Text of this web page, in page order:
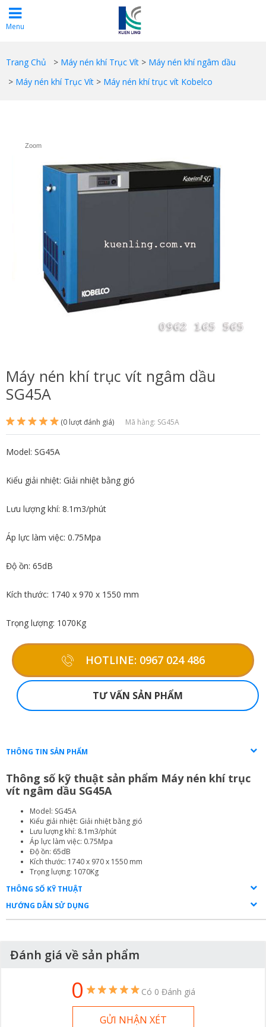
Menu
Trang Chủ > Máy nén khí Trục Vít > Máy nén khí ngâm dầu
> Máy nén khí Trục Vít > Máy nén khí trục vít Kobelco
Zoom
Máy nén khí trục vít ngâm dầu
SG45A
(0 lượt đánh giá) Mã hàng: SG45A
Model: SG45A
Kiểu giải nhiệt: Giải nhiệt bằng gió
Lưu lượng khí: 8.1m3/phút
Áp lực làm việc: 0.75Mpa
Độ ồn: 65dB
Kích thước: 1740 x 970 x 1550 mm
Trọng lượng: 1070Kg
HOTLINE: 0967 024 486
TƯ VẤN SẢN PHẨM
THÔNG TIN SẢN PHẨM
Thông số kỹ thuật sản phẩm Máy nén khí trục
vít ngâm dầu SG45A
Model: SG45A
Kiểu giải nhiệt: Giải nhiệt bằng gió
Lưu lượng khí: 8.1m3/phút
Áp lực làm việc: 0.75Mpa
Độ ồn: 65dB
Kích thước: 1740 x 970 x 1550 mm
Trọng lượng: 1070Kg
THÔNG SỐ KỸ THUẬT
HƯỚNG DẪN SỬ DỤNG
Đánh giá về sản phẩm
0 Có 0 Đánh giá
GỬI NHẬN XÉT